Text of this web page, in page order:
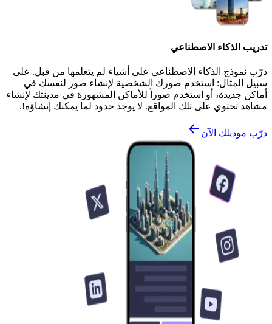
تدريب الذكاء الاصطناعي
درّب نموذج الذكاء الاصطناعي على أشياء لم يتعلمها من قبل. على
سبيل المثال: استخدم صورك الشخصية لإنشاء صور لنفسك في
أماكن جديدة، أو استخدم صوراً للأماكن المشهورة في مدينتك لإنشاء
مشاهد تحتوي على تلك المواقع. لا يوجد حدود لما يمكنك إنشاؤه!.
درّب موديلك الآن